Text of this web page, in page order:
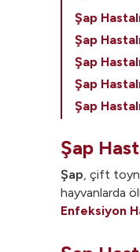
Şap
Şap
Şap
Şap
Şap
Şap
Şap, çift
hayvanlarda
Enfeksiyon